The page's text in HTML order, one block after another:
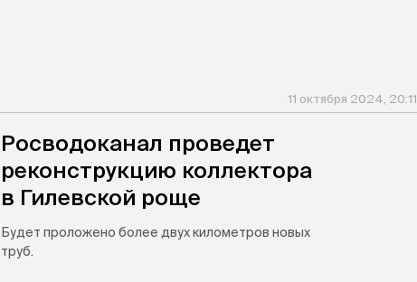
11 октября 2024, 20:11
Росводоканал проведет
реконструкцию коллектора
в Гилевской роще
Будет проложено более двух километров новых
труб.